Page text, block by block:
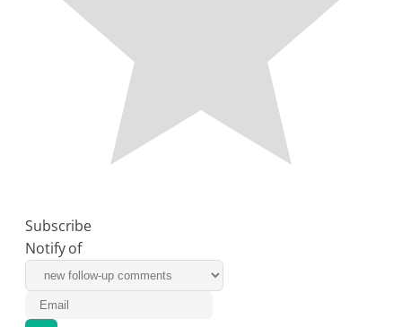
Subscribe
Notify of